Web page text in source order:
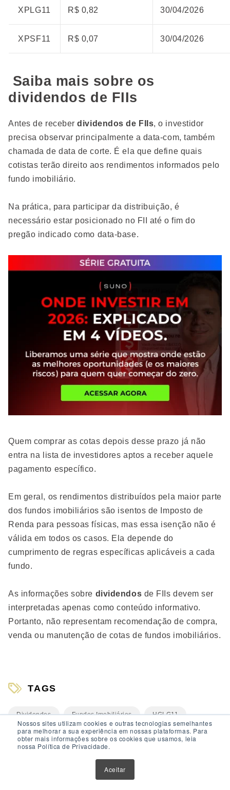
Nossos sites utilizam cookies e outras tecnologias semelhantes
para melhorar a sua experiência em nossas plataformas. Para
obter mais informações sobre os cookies que usamos, leia
nossa Política de Privacidade.
Aceitar
XPLG11 R$ 0,82 30/04/2026
XPSF11 R$ 0,07 30/04/2026
Saiba mais sobre os
dividendos de FIIs
Antes de receberdividendos de FIIs, o investidor
precisa observar principalmente a data-com, também
chamada de data de corte. É ela que define quais
cotistas terão direito aos rendimentos informados pelo
fundo imobiliário.
Na prática, para participar da distribuição, é
necessário estar posicionado no FII até o fim do
pregão indicado como data-base.
Quem comprar as cotas depois desse prazo já não
entra na lista de investidores aptos a receber aquele
pagamento específico.
Em geral, os rendimentos distribuídos pela maior parte
dos fundos imobiliários são isentos de Imposto de
Renda para pessoas físicas, mas essa isenção não é
válida em todos os casos. Ela depende do
cumprimento de regras específicas aplicáveis a cada
fundo.
As informações sobre dividendos de FIIs devem ser
interpretadas apenas como conteúdo informativo.
Portanto, não representam recomendação de compra,
venda ou manutenção de cotas de fundos imobiliários.
TAGS
Dividendos Fundos Imobiliários HGLG11
MXRF11 VISC11